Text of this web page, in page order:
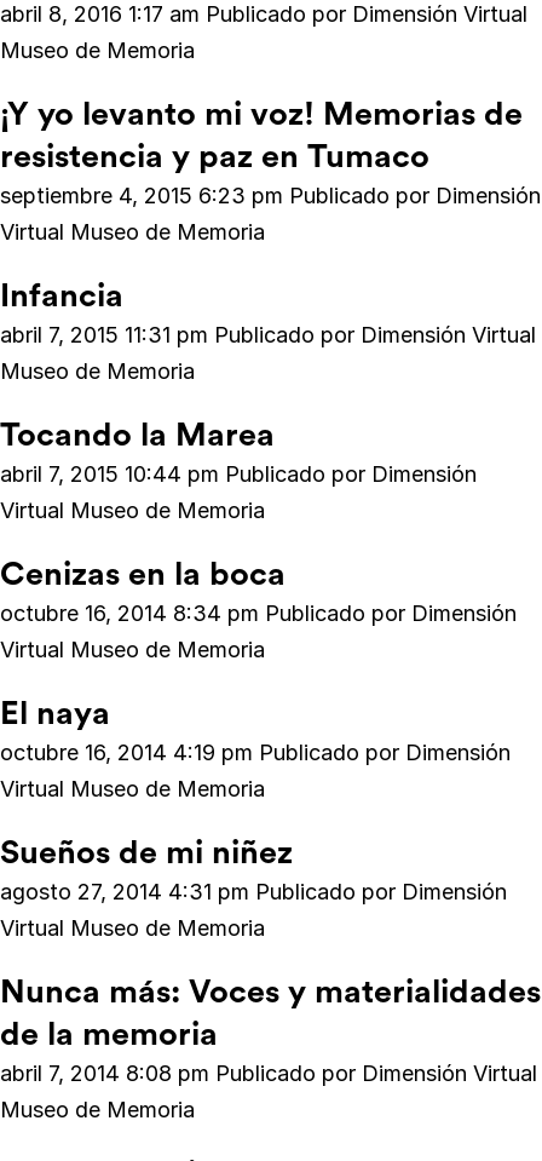
abril 8, 2016 1:17 am Publicado por Dimensión Virtual
Museo de Memoria
¡Y yo levanto mi voz! Memorias de
resistencia y paz en Tumaco
septiembre 4, 2015 6:23 pm Publicado por Dimensión
Virtual Museo de Memoria
Infancia
abril 7, 2015 11:31 pm Publicado por Dimensión Virtual
Museo de Memoria
Tocando la Marea
abril 7, 2015 10:44 pm Publicado por Dimensión
Virtual Museo de Memoria
Cenizas en la boca
octubre 16, 2014 8:34 pm Publicado por Dimensión
Virtual Museo de Memoria
El naya
octubre 16, 2014 4:19 pm Publicado por Dimensión
Virtual Museo de Memoria
Sueños de mi niñez
agosto 27, 2014 4:31 pm Publicado por Dimensión
Virtual Museo de Memoria
Nunca más: Voces y materialidades
de la memoria
abril 7, 2014 8:08 pm Publicado por Dimensión Virtual
Museo de Memoria